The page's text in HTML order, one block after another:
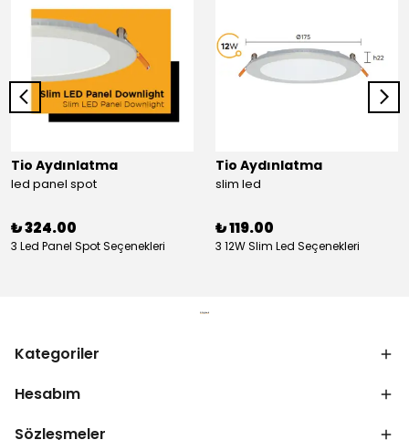
Tio Aydınlatma
led panel spot
₺ 324.00
3 Led Panel Spot Seçenekleri
Tio Aydınlatma
slim led
₺ 119.00
3 12W Slim Led Seçenekleri
Kategoriler
Hesabım
Sözleşmeler